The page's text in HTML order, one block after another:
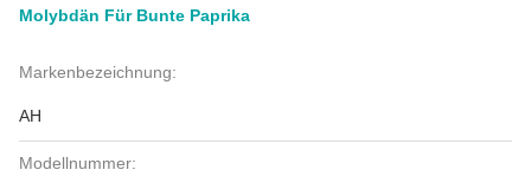
Molybdän Für Bunte Paprika
Markenbezeichnung:
AH
Modellnummer: